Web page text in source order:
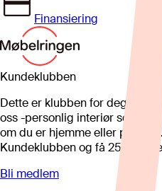
Finansiering
Kundeklubben
Dette er klubben for deg som
oss -personlig interiør som
om du er hjemme eller på
Kundeklubben og få 25%* på
Bli medlem